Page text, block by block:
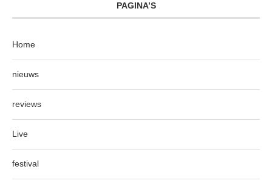
PAGINA’S
Home
nieuws
reviews
Live
festival